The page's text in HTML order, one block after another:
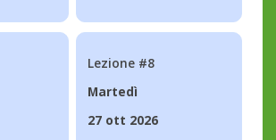
Lezione #8
Martedì
27 ott 2026